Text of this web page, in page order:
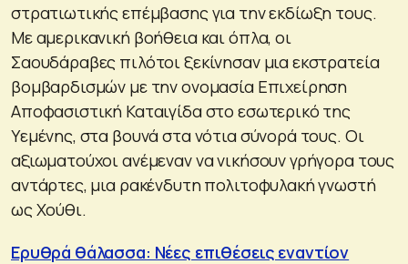
στρατιωτικής επέμβασης για την εκδίωξη τους.
Με αμερικανική βοήθεια και όπλα, οι
Σαουδάραβες πιλότοι ξεκίνησαν μια εκστρατεία
βομβαρδισμών με την ονομασία Επιχείρηση
Αποφασιστική Καταιγίδα στο εσωτερικό της
Υεμένης, στα βουνά στα νότια σύνορά τους. Οι
αξιωματούχοι ανέμεναν να νικήσουν γρήγορα τους
αντάρτες, μια ρακένδυτη πολιτοφυλακή γνωστή
ως Χούθι.
Ερυθρά θάλασσα: Νέες επιθέσεις εναντίον